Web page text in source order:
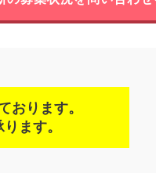
おります。
ます。